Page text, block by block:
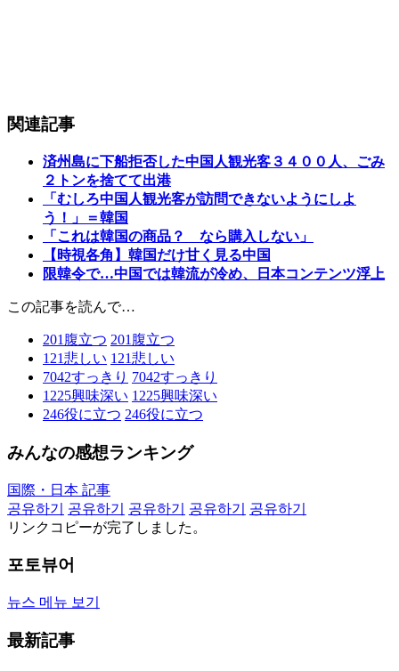
関連記事
済州島に下船拒否した中国人観光客３４００人、ごみ
２トンを捨てて出港
「むしろ中国人観光客が訪問できないようにしよ
う！」＝韓国
「これは韓国の商品？ なら購入しない」
【時視各角】韓国だけ甘く見る中国
限韓令で…中国では韓流が冷め、日本コンテンツ浮上
この記事を読んで…
201 腹立つ 201 腹立つ
121悲しい 121悲しい
7042すっきり 7042すっきり
1225興味深い 1225興味深い
246役に立つ 246役に立つ
みんなの感想ランキング
国際・日本 記事
공유하기
공유하기 공유하기 공유하기
공유하기
リンクコピーが完了しました。
포토뷰어
뉴스 메뉴 보기
最新記事